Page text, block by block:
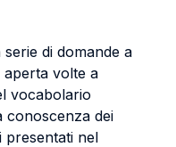
di domande a
aperta volte a
vocabolario
conoscenza dei
presentati nel